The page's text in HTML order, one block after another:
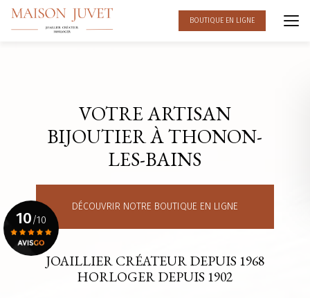
Aller
contenu
BOUTIQUE EN LIGNE
VOTRE ARTISAN
BIJOUTIER À THONON-
LES-BAINS
DÉCOUVRIR NOTRE BOUTIQUE EN LIGNE
JOAILLIER CRÉATEUR DEPUIS 1968
HORLOGER DEPUIS 1902
10/10
Voir le certificat